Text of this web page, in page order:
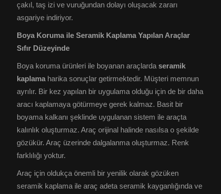
çakıl, taş izi ve vuruğundan dolayı oluşacak zararı
asgariye indiriyor.
Boya Koruma ile Seramik Kaplama Yapılan Araçlar
Sıfır Düzeyinde
Boya koruma ürünleri ile boyanan araçlarda seramik
kaplamaharika sonuçlar getirmektedir. Müşteri memnun
ayrılır. Bir kez yapılan bir uygulama olduğu için de bir daha
aracı kaplamaya götürmeye gerek kalmaz. Basit bir
boyama kalkanı şeklinde uygulanan sistem ile araçta
kalınlık oluşturmaz. Araç orijinal halinde nasılsa o şekilde
gözükür. Araç üzerinde dalgalanma oluşturmaz. Renk
farklılığı yoktur.
Araç için oldukça önemli bir yenilik olarak gözüken
seramik kaplama ile araç adeta seramik kayganlığında ve